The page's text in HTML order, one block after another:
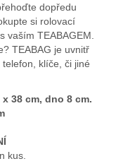
dopředu
si rolovací
vaším TEABAGEM.
TEABAG je uvnitř
klíče, či jiné
38 cm, dno 8 cm.
kus.